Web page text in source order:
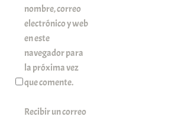
nombre, correo
electrónico y web
en este
navegador para
la próxima vez
que comente.
Recibir un correo